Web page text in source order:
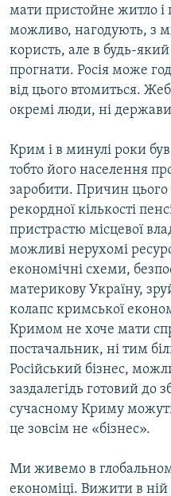
мати пристойне житло і
можливо, нагодують, з
користь, але в будь-
прогнати. Росія може
від цього втомиться.
окремі люди, ні
Крим і в минулі роки
тобто його населення
заробити. Причин
рекордної кількості
пристрастю місцевої
можливі нерухомі
економічні схеми,
материкову Україну,
колапс кримської
Кримом не хоче мати
постачальник, ні тим
Російський бізнес,
заздалегідь готовий до
сучасному Криму
це зовсім не «бізнес».
Ми живемо в
економіці. Вижити в